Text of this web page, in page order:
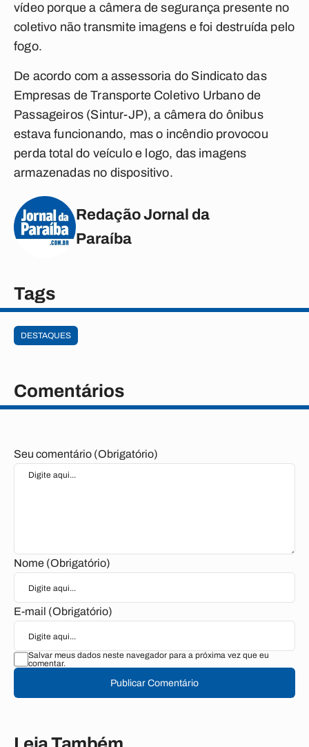
vídeo porque a câmera de segurança presente no
coletivo não transmite imagens e foi destruída pelo
fogo.
De acordo com a assessoria do Sindicato das
Empresas de Transporte Coletivo Urbano de
Passageiros (Sintur-JP), a câmera do ônibus
estava funcionando, mas o incêndio provocou
perda total do veículo e logo, das imagens
armazenadas no dispositivo.
Redação Jornal da
Paraíba
Tags
DESTAQUES
Comentários
Seu comentário (Obrigatório)
Nome (Obrigatório)
E-mail (Obrigatório)
Salvar meus dados neste navegador para a próxima vez que eu
comentar.
Publicar Comentário